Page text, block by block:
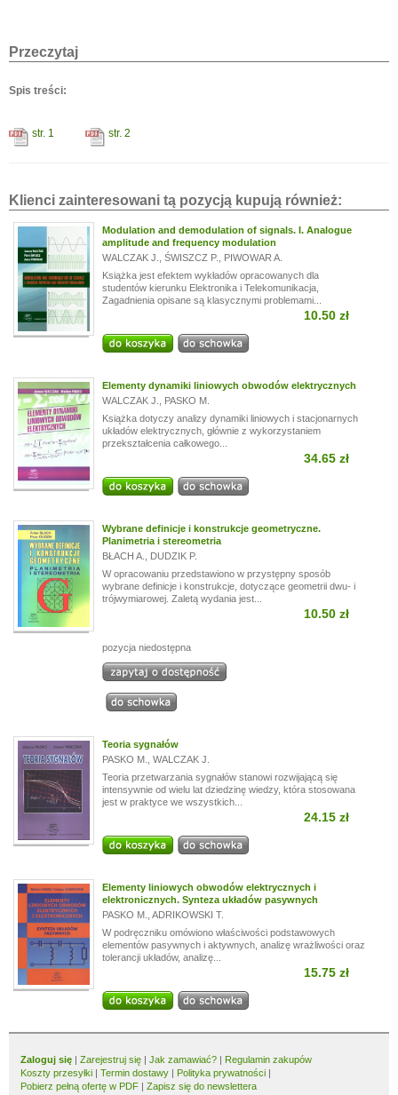
Przeczytaj
Spis treści:
str. 1 str. 2
Klienci zainteresowani tą pozycją kupują również:
Modulation and demodulation of signals. I. Analogue
amplitude and frequency modulation
WALCZAK J.
ŚWISZCZ P.
PIWOWAR A.
Książka jest efektem wykładów opracowanych dla
studentów kierunku Elektronika i Telekomunikacja,
Zagadnienia opisane są klasycznymi problemami...
10.50 zł
Elementy dynamiki liniowych obwodów elektrycznych
WALCZAK J.
PASKO M.
Książka dotyczy analizy dynamiki liniowych i stacjonarnych
układów elektrycznych, głównie z wykorzystaniem
przekształcenia całkowego...
34.65 zł
Wybrane definicje i konstrukcje geometryczne.
Planimetria i stereometria
BŁACH A.
DUDZIK P.
W opracowaniu przedstawiono w przystępny sposób
wybrane definicje i konstrukcje, dotyczące geometrii dwu- i
trójwymiarowej. Zaletą wydania jest...
10.50 zł
pozycja niedostępna
Teoria sygnałów
PASKO M.
WALCZAK J.
Teoria przetwarzania sygnałów stanowi rozwijającą się
intensywnie od wielu lat dziedzinę wiedzy, która stosowana
jest w praktyce we wszystkich...
24.15 zł
Elementy liniowych obwodów elektrycznych i
elektronicznych. Synteza układów pasywnych
PASKO M.
ADRIKOWSKI T.
W podręczniku omówiono właściwości podstawowych
elementów pasywnych i aktywnych, analizę wrażliwości oraz
tolerancji układów, analizę...
15.75 zł
Zaloguj się | Zarejestruj się | Jak zamawiać? | Regulamin zakupów
Koszty przesyłki | Termin dostawy | Polityka prywatności |
Pobierz pełną ofertę w PDF | Zapisz się do newslettera